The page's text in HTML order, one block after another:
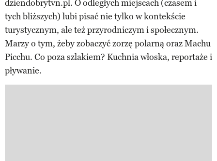
dziendobrytvn.pl. O odległych miejscach (czasem i
tych bliższych) lubi pisać nie tylko w kontekście
turystycznym, ale też przyrodniczym i społecznym.
Marzy o tym, żeby zobaczyć zorzę polarną oraz Machu
Picchu. Co poza szlakiem? Kuchnia włoska, reportaże i
pływanie.